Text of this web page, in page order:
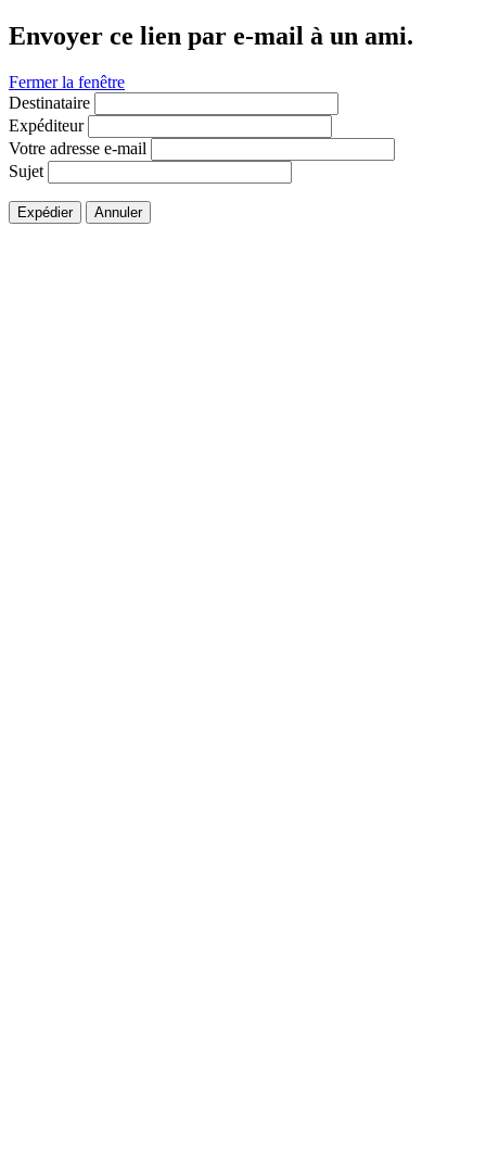
Envoyer ce lien par e-mail à un ami.
Fermer la fenêtre
Destinataire
Expéditeur
Votre adresse e-mail
Sujet
Expédier Annuler